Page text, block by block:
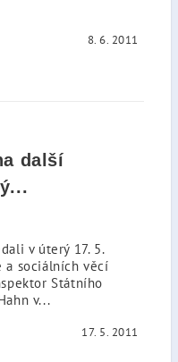
8. 6. 2011
další
v úterý 17. 5.
a sociálních věcí
Státního
v...
17. 5. 2011